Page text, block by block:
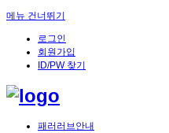
메뉴 건너뛰기
로그인
회원가입
ID/PW 찾기
패러러브안내